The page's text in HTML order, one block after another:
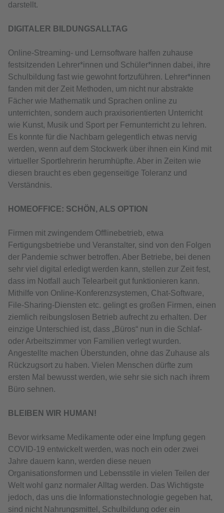
darstellt.
DIGITALER BILDUNGSALLTAG
Online-Streaming- und Lernsoftware halfen zuhause
festsitzenden Lehrer*innen und Schüler*innen dabei, ihre
Schulbildung fast wie gewohnt fortzuführen. Lehrer*innen
fanden mit der Zeit Methoden, um nicht nur abstrakte
Fächer wie Mathematik und Sprachen online zu
unterrichten, sondern auch praxisorientierten Unterricht
wie Kunst, Musik und Sport per Fernunterricht zu lehren.
Es konnte für die Nachbarn gelegentlich etwas nervig
werden, wenn auf dem Stockwerk über ihnen ein Kind mit
virtueller Sportlehrerin herumhüpfte. Aber in Zeiten wie
diesen braucht es eben gegenseitige Toleranz und
Verständnis.
HOMEOFFICE: SCHÖN, ALS OPTION
Firmen mit zwingendem Offlinebetrieb, etwa
Fertigungsbetriebe und Veranstalter, sind von den Folgen
der Pandemie schwer betroffen. Aber Betriebe, bei denen
sehr viel digital erledigt werden kann, stellen zur Zeit fest,
dass im Notfall auch Telearbeit gut funktionieren kann.
Mithilfe von Online-Konferenzsystemen, Chat-Software,
File-Sharing-Diensten etc. gelingt es großen Firmen, einen
ziemlich reibungslosen Betrieb aufrecht zu erhalten. Der
einzige Unterschied ist, dass „Büros“ nun in die Schlaf-
oder Arbeitszimmer von Familien verlegt wurden.
Angestellte machen Überstunden, ohne das Zuhause als
Rückzugsort zu haben. Vielen Menschen dürfte zum
ersten Mal bewusst werden, wie sehr sie sich nach ihrem
Büro sehnen.
BLEIBEN WIR HUMAN!
Bevor wirksame Medikamente oder eine Impfung gegen
COVID-19 entwickelt werden, was noch ein oder zwei
Jahre dauern kann, werden diese neuen
Organisationsformen und Lebensstile in vielen Teilen der
Welt wohl ganz normaler Alltag werden. Das Wichtigste
jedoch, das uns die Informationstechnologie gegeben hat,
sind nicht Nahrungsmittel, Schulbildung oder ein